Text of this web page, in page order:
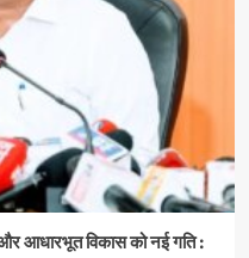
आधारभूत विकास को नई गति :